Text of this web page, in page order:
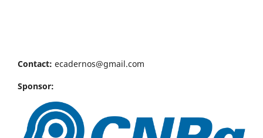
Contact: ecadernos@gmail.com
Sponsor: